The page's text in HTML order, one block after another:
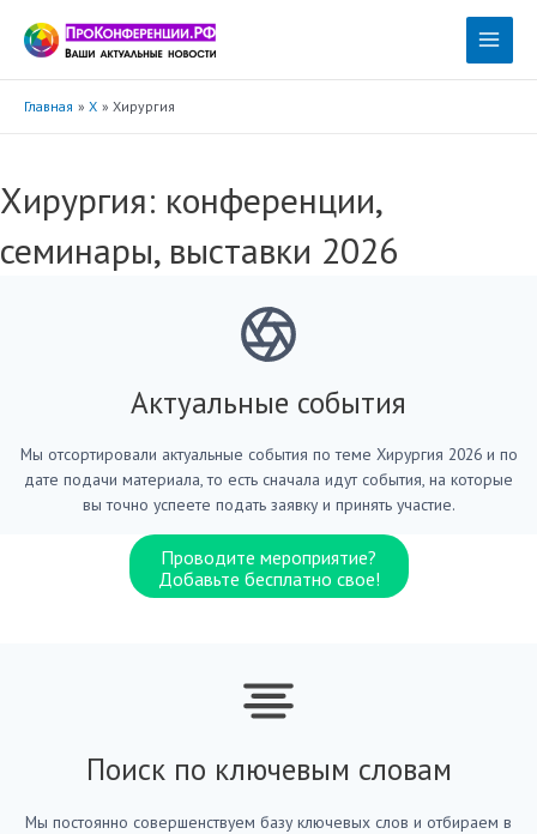
содержимому
Main
Главная Х Хирургия
Хирургия: конференции,
семинары, выставки 2026
Актуальные события
Мы отсортировали актуальные события по теме Хирургия 2026 и по
дате подачи материала, то есть сначала идут события, на которые
вы точно успеете подать заявку и принять участие.
Проводите мероприятие?
Добавьте бесплатно свое!
Поиск по ключевым словам
Мы постоянно совершенствуем базу ключевых слов и отбираем в